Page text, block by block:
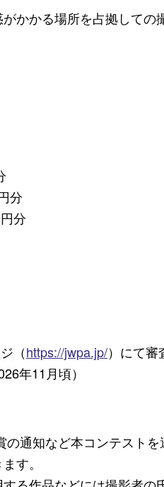
かかる場所を占拠しての
分
分
（https://jwpa.jp/）にて審
年11⽉頃）
通知など本コンテスト
す。